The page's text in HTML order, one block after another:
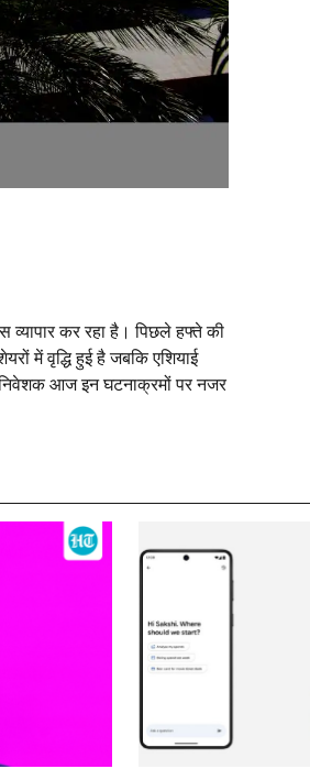
कर रहा है। पिछले हफ्ते की
में वृद्धि हुई है जबकि एशियाई
आज इन घटनाक्रमों पर नजर